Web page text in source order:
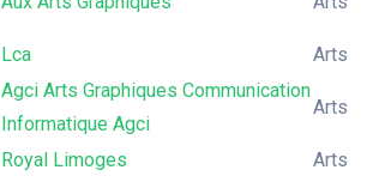
Lca
Arts
Agci Arts Graphiques Communication
Informatique Agci
Arts
Royal Limoges Arts